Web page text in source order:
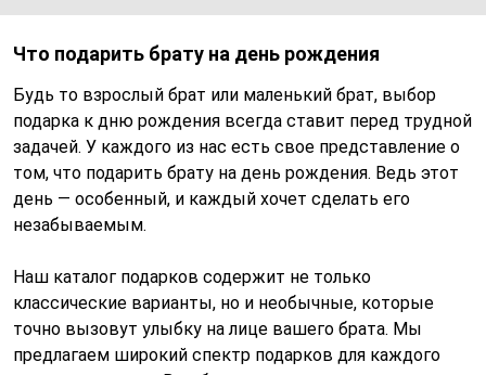
Что подарить брату на день рождения
Будь то взрослый брат или маленький брат, выбор
подарка к дню рождения всегда ставит перед трудной
задачей. У каждого из нас есть свое представление о
том, что подарить брату на день рождения. Ведь этот
день — особенный, и каждый хочет сделать его
незабываемым.
Наш каталог подарков содержит не только
классические варианты, но и необычные, которые
точно вызовут улыбку на лице вашего брата. Мы
предлагаем широкий спектр подарков для каждого